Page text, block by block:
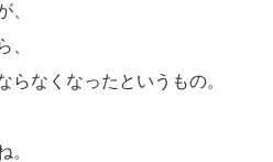
、
、
らなくなったというもの。
。